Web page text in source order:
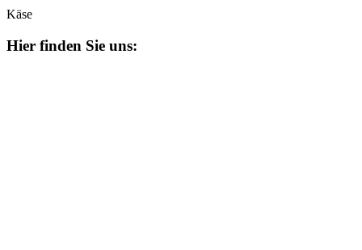
Käse
Hier finden Sie uns: